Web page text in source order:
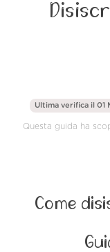
Ultima verifica il 01
Questa guida ha
Come